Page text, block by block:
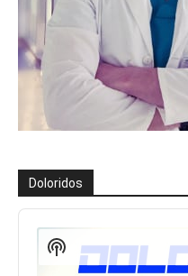
Doloridos
Reproductor
audioShow
Podcast